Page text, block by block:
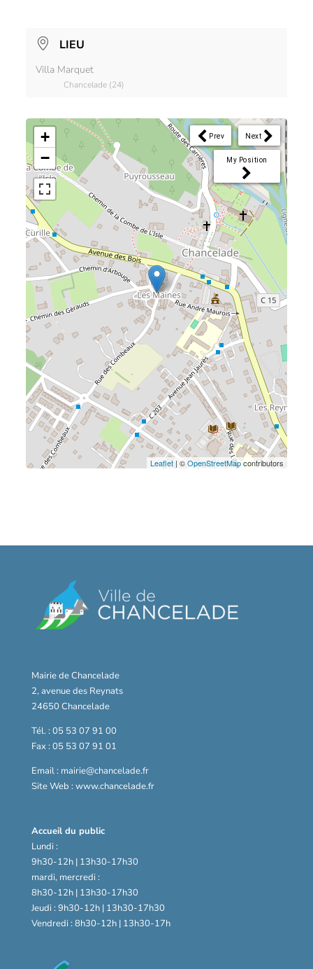
LIEU
Villa Marquet
Chancelade (24)
Next
Prev
My Position
+
−
Leaflet | ©OpenStreetMapcontributors
Mairie de Chancelade
2, avenue des Reynats
24650 Chancelade
Tél. : 05 53 07 91 00
Fax : 05 53 07 91 01
Email : mairie@chancelade.fr
Site Web : www.chancelade.fr
Accueil du public
Lundi :
9h30-12h | 13h30-17h30
mardi, mercredi :
8h30-12h | 13h30-17h30
Jeudi : 9h30-12h | 13h30-17h30
Vendredi : 8h30-12h | 13h30-17h